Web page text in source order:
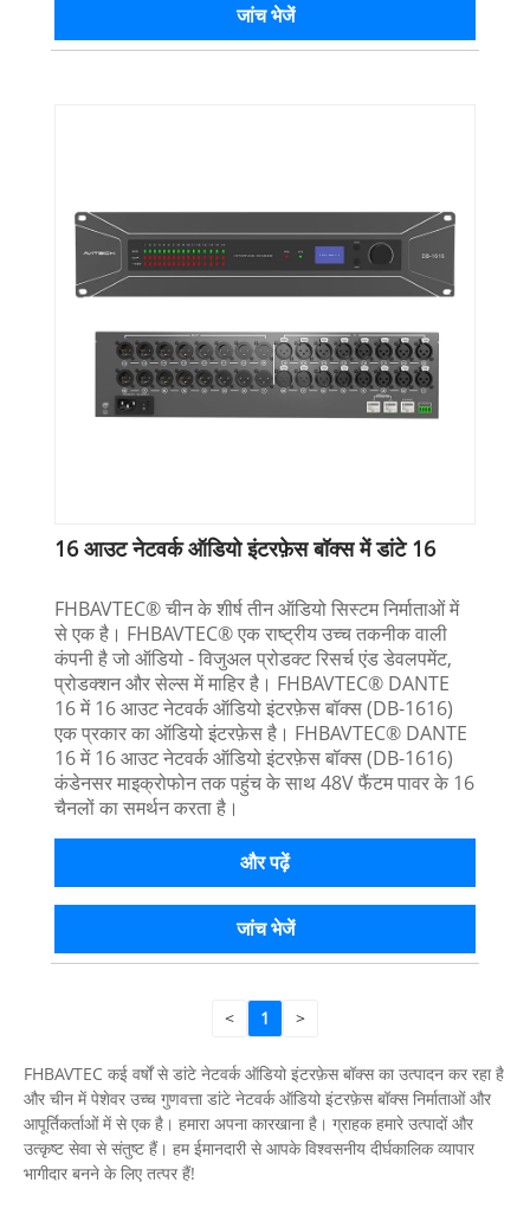
जांच भेजें
16 आउट नेटवर्क ऑडियो इंटरफ़ेस बॉक्स में डांटे 16
FHBAVTEC® चीन के शीर्ष तीन ऑडियो सिस्टम निर्माताओं में
से एक है। FHBAVTEC® एक राष्ट्रीय उच्च तकनीक वाली
कंपनी है जो ऑडियो - विजुअल प्रोडक्ट रिसर्च एंड डेवलपमेंट,
प्रोडक्शन और सेल्स में माहिर है। FHBAVTEC® DANTE
16 में 16 आउट नेटवर्क ऑडियो इंटरफ़ेस बॉक्स (DB-1616)
एक प्रकार का ऑडियो इंटरफ़ेस है। FHBAVTEC® DANTE
16 में 16 आउट नेटवर्क ऑडियो इंटरफ़ेस बॉक्स (DB-1616)
कंडेनसर माइक्रोफोन तक पहुंच के साथ 48V फैंटम पावर के 16
चैनलों का समर्थन करता है।
और पढ़ें
जांच भेजें
< 1 >
FHBAVTEC कई वर्षों से डांटे नेटवर्क ऑडियो इंटरफ़ेस बॉक्स का उत्पादन कर रहा है
और चीन में पेशेवर उच्च गुणवत्ता डांटे नेटवर्क ऑडियो इंटरफ़ेस बॉक्स निर्माताओं और
आपूर्तिकर्ताओं में से एक है। हमारा अपना कारखाना है। ग्राहक हमारे उत्पादों और
उत्कृष्ट सेवा से संतुष्ट हैं। हम ईमानदारी से आपके विश्वसनीय दीर्घकालिक व्यापार
भागीदार बनने के लिए तत्पर हैं!